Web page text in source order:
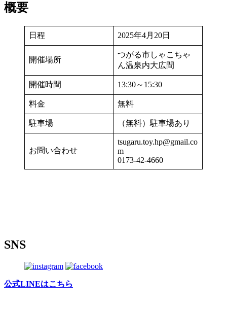
概要
日程 2025年4月20日
開催場所
つがる市しゃこちゃ
ん温泉内大広間
開催時間 13:30～15:30
料金 無料
駐車場 （無料）駐車場あり
お問い合わせ
tsugaru.toy.hp@gmail.co
m
0173-42-4660
SNS
公式LINEはこちら